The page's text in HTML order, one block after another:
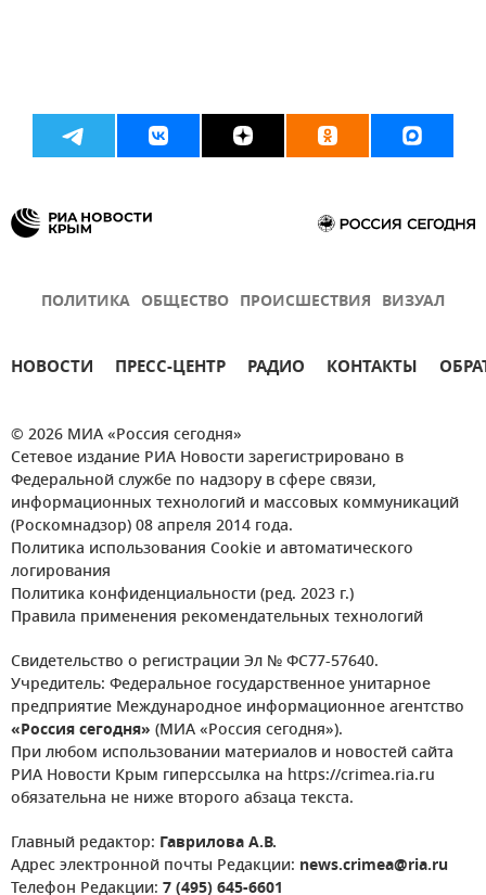
ПОЛИТИКА ОБЩЕСТВО ПРОИСШЕСТВИЯ ВИЗУАЛ
НОВОСТИ ПРЕСС-ЦЕНТР РАДИО КОНТАКТЫ
© 2026 МИА «Россия сегодня»
Сетевое издание РИА Новости зарегистрировано в
Федеральной службе по надзору в сфере связи,
информационных технологий и массовых коммуникаций
(Роскомнадзор) 08 апреля 2014 года.
Политика использования Cookie и автоматического
логирования
Политика конфиденциальности (ред. 2023 г.)
Правила применения рекомендательных технологий
Свидетельство о регистрации Эл № ФС77-57640.
Учредитель: Федеральное государственное унитарное
предприятие Международное информационное агентство
«Россия сегодня» (МИА «Россия сегодня»).
При любом использовании материалов и новостей сайта
РИА Новости Крым гиперссылка на https://crimea.ria.ru
обязательна не ниже второго абзаца текста.
Главный редактор: Гаврилова А.В.
Адрес электронной почты Редакции: news.crimea@ria.ru
Телефон Редакции: 7 (495) 645-6601